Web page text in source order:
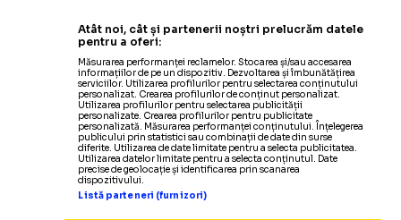
Atât noi, cât și partenerii noștri prelucrăm datele
pentru a oferi:
Măsurarea performanței reclamelor. Stocarea și/sau accesarea
informațiilor de pe un dispozitiv. Dezvoltarea și îmbunătățirea
serviciilor. Utilizarea profilurilor pentru selectarea conținutului
personalizat. Crearea profilurilor de conținut personalizat.
Utilizarea profilurilor pentru selectarea publicității
personalizate. Crearea profilurilor pentru publicitate
personalizată. Măsurarea performanței conținutului. Înțelegerea
publicului prin statistici sau combinații de date din surse
diferite. Utilizarea de date limitate pentru a selecta publicitatea.
Utilizarea datelor limitate pentru a selecta conținutul. Date
precise de geolocație și identificarea prin scanarea
dispozitivului.
Listă parteneri (furnizori)